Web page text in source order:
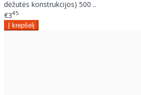
dėžutės konstrukcijos) 500 ..
€345